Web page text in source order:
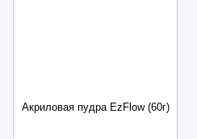
Акриловая пудра EzFlow (60г)